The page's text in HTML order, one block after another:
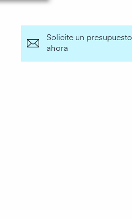
Solicite un presupuesto
ahora